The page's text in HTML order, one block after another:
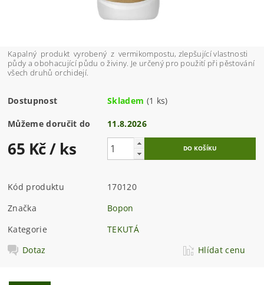
Kapalný produkt vyrobený z vermikompostu, zlepšující vlastnosti
půdy a obohacující půdu o živiny. Je určený pro použití při pěstování
všech druhů orchidejí.
Dostupnost Skladem (1 ks)
Můžeme doručit do 11.8.2026
65 Kč/ ks
Kód produktu
170120
Značka
Bopon
Kategorie
TEKUTÁ
Dotaz
Hlídat cenu